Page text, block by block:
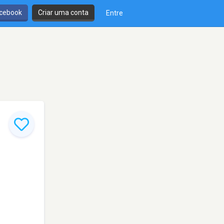
Criar uma conta Entre